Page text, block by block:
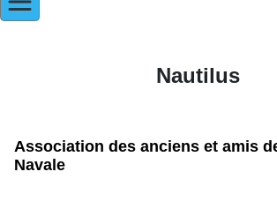
Nautilus
Association des anciens et amis
Navale